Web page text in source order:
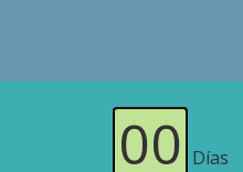
00 Días